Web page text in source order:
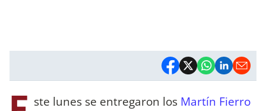
ste lunes se entregaron los Martín Fierro